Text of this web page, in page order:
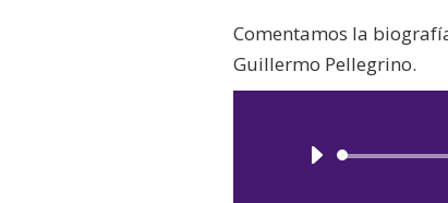
Comentamos la
Guillermo Pellegrino.